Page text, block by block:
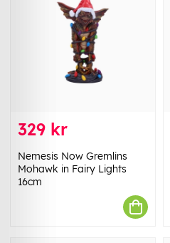
329 kr
Nemesis Now Gremlins
Mohawk in Fairy Lights
16cm